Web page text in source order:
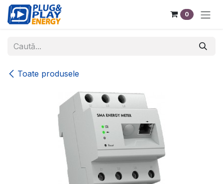
Sari la conținut
0
Toate produsele